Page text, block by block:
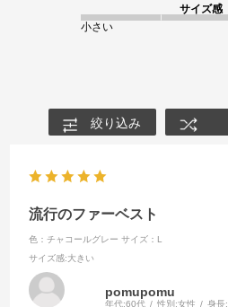
サイズ感
小さい
絞り込み
流行のファーベスト
色：チャコールグレー サイズ：L
サイズ感:大きい
pomupomu
年代:60代 性別:女性 身長: